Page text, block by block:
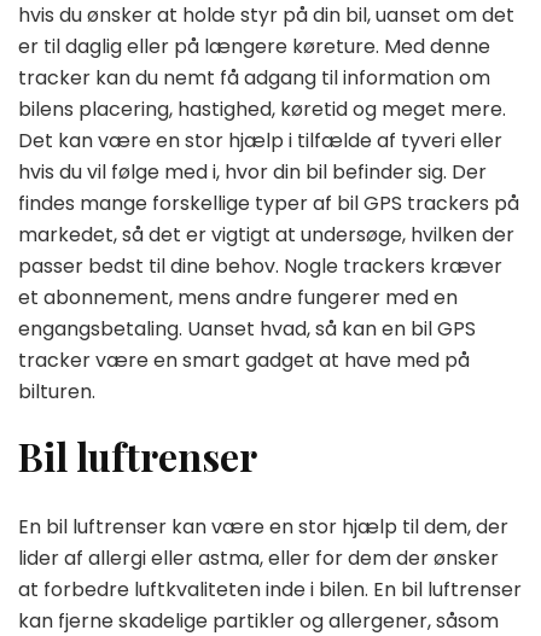
hvis du ønsker at holde styr på din bil, uanset om det
er til daglig eller på længere køreture. Med denne
tracker kan du nemt få adgang til information om
bilens placering, hastighed, køretid og meget mere.
Det kan være en stor hjælp i tilfælde af tyveri eller
hvis du vil følge med i, hvor din bil befinder sig. Der
findes mange forskellige typer af bil GPS trackers på
markedet, så det er vigtigt at undersøge, hvilken der
passer bedst til dine behov. Nogle trackers kræver
et abonnement, mens andre fungerer med en
engangsbetaling. Uanset hvad, så kan en bil GPS
tracker være en smart gadget at have med på
bilturen.
Bil luftrenser
En bil luftrenser kan være en stor hjælp til dem, der
lider af allergi eller astma, eller for dem der ønsker
at forbedre luftkvaliteten inde i bilen. En bil luftrenser
kan fjerne skadelige partikler og allergener, såsom